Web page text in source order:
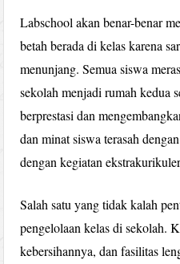
Labschool akan benar-benar
betah berada di kelas karena
menunjang. Semua siswa
sekolah menjadi rumah kedua
berprestasi dan
dan minat siswa terasah
dengan kegiatan
Salah satu yang tidak kalah
pengelolaan kelas di sekolah.
kebersihannya, dan fasilitas